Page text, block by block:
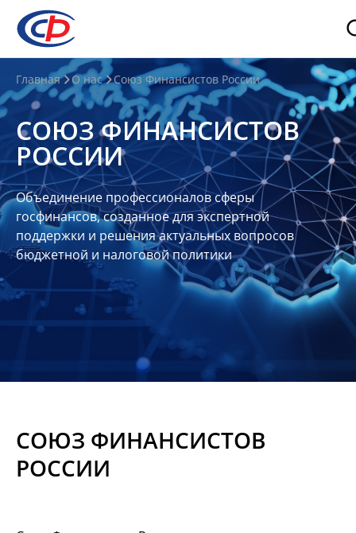
О
нас
О
СФР
Совет
Союза
Участники
Планы
отчеты
Контакты
Материалы
Главная О нас Союз Финансистов России
СОЮЗ ФИНАНСИСТОВ
РОССИИ
Объединение профессионалов сферы
госфинансов, созданное для экспертной
поддержки и решения актуальных вопросов
бюджетной и налоговой политики
СОЮЗ ФИНАНСИСТОВ
РОССИИ